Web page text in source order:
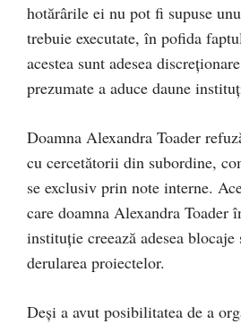
hotărârile ei nu pot fi supuse
trebuie executate, în pofida
acestea sunt adesea
prezumate a aduce daune
Doamna Alexandra Toader
cu cercetătorii din subordine,
se exclusiv prin note interne.
care doamna Alexandra Toader
instituție creează adesea
derularea proiectelor.
Deși a avut posibilitatea de a